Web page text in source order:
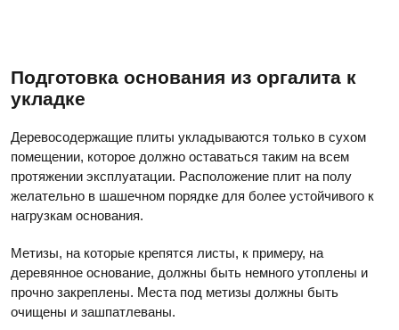
Подготовка основания из оргалита к
укладке
Деревосодержащие плиты укладываются только в сухом
помещении, которое должно оставаться таким на всем
протяжении эксплуатации. Расположение плит на полу
желательно в шашечном порядке для более устойчивого к
нагрузкам основания.
Метизы, на которые крепятся листы, к примеру, на
деревянное основание, должны быть немного утоплены и
прочно закреплены. Места под метизы должны быть
очищены и зашпатлеваны.